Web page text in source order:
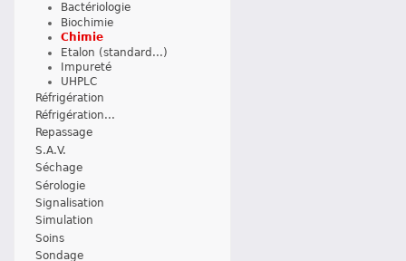
Bactériologie
Biochimie
Chimie
Etalon (standard...)
Impureté
UHPLC
Réfrigération
Réfrigération...
Repassage
S.A.V.
Séchage
Sérologie
Signalisation
Simulation
Soins
Sondage